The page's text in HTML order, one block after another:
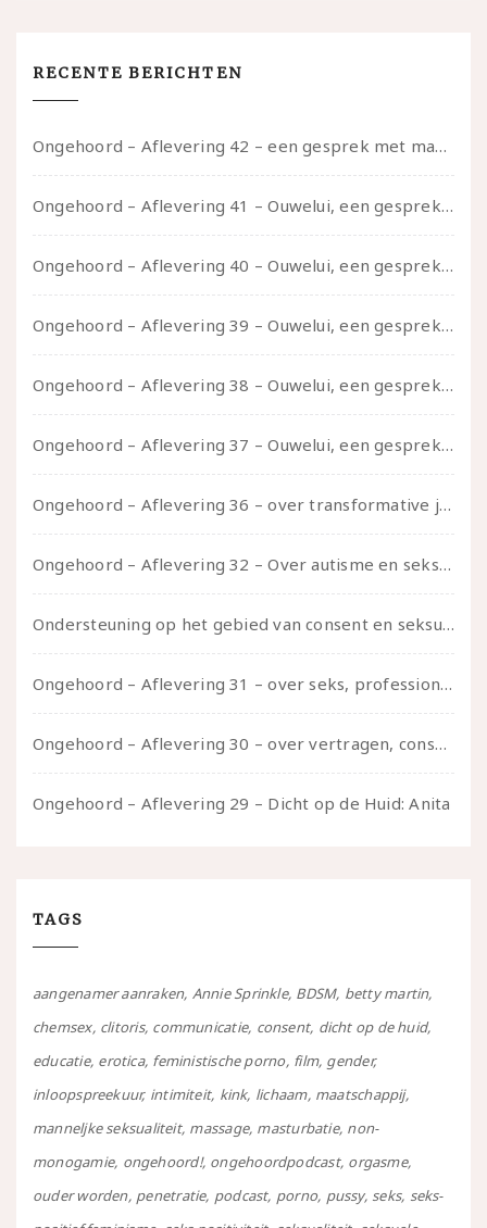
RECENTE BERICHTEN
Ongehoord – Aflevering 42 – een gesprek met marijn over seksueel opbloeien, het ouderschap uitvinden en verschillende leeftijden in je mee dragen
Ongehoord – Aflevering 41 – Ouwelui, een gesprek met Marcelle over polyamorie op latere leeftijd, (mantel)zorg voor je partners en seksueel plezier.
Ongehoord – Aflevering 40 – Ouwelui, een gesprek met Sadie Lune over vormende relaties en de geschiedenis van de queer pornobeweging
Ongehoord – Aflevering 39 – Ouwelui, een gesprek met Pepijn en Ivo over hun regenbooggezin, eigenzinnig ouder worden en Cruise Control
Ongehoord – Aflevering 38 – Ouwelui, een gesprek met vreer over behoefte aan geborgenheid en het behouden van je idealen
Ongehoord – Aflevering 37 – Ouwelui, een gesprek met non over seksualiteit, transitie en ageism
Ongehoord – Aflevering 36 – over transformative justice – in gesprek met Ella en carson
Ongehoord – Aflevering 32 – Over autisme en seksualiteit – in gesprek met Roos Reijbroek
Ondersteuning op het gebied van consent en seksualiteit
Ongehoord – Aflevering 31 – over seks, professioneel en persoonlijk, een gesprek met Marije
Ongehoord – Aflevering 30 – over vertragen, consent en negatieve gevoelens met Meg-John Barker
Ongehoord – Aflevering 29 – Dicht op de Huid: Anita
TAGS
aangenamer aanraken Annie Sprinkle BDSM betty martin
chemsex clitoris communicatie consent dicht op de huid
educatie erotica feministische porno film gender
inloopspreekuur intimiteit kink lichaam maatschappij
manneljke seksualiteit massage masturbatie non-
monogamie ongehoord! ongehoordpodcast orgasme
ouder worden penetratie podcast porno pussy seks seks-